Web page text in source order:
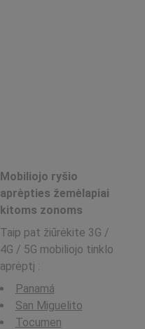
Mobiliojo ryšio
aprėpties žemėlapiai
kitoms zonoms
Taip pat žiūrėkite 3G /
4G / 5G mobiliojo tinklo
aprėptį :
Panamá
San Miguelito
Tocumen